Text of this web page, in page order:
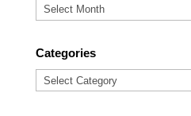
Archives
Categories
Categories